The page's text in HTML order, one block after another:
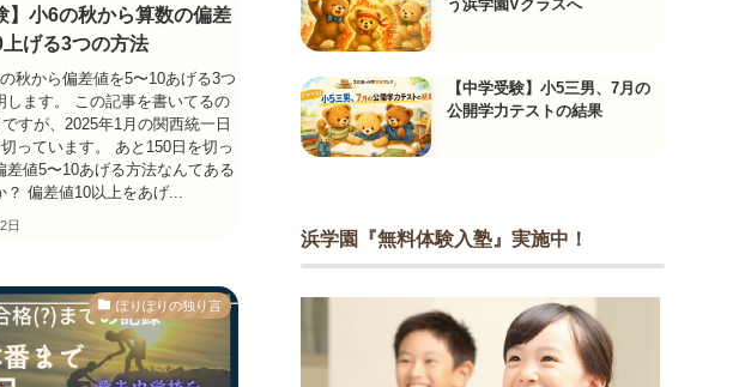
】小6の秋から算数の偏差
げる3つの方法
秋から偏差値を5〜10あげる3つ
します。 この記事を書いてるの
すが、2025年1月の関西統一日
っています。 あと150日を切っ
差値5〜10あげる方法なんてある
？ 偏差値10以上をあげ...
日
ぽりぽりの独り言
う浜学園Vクラスへ
【中学受験】小5三男、7月の
公開学力テストの結果
浜学園『無料体験入塾』実施中！